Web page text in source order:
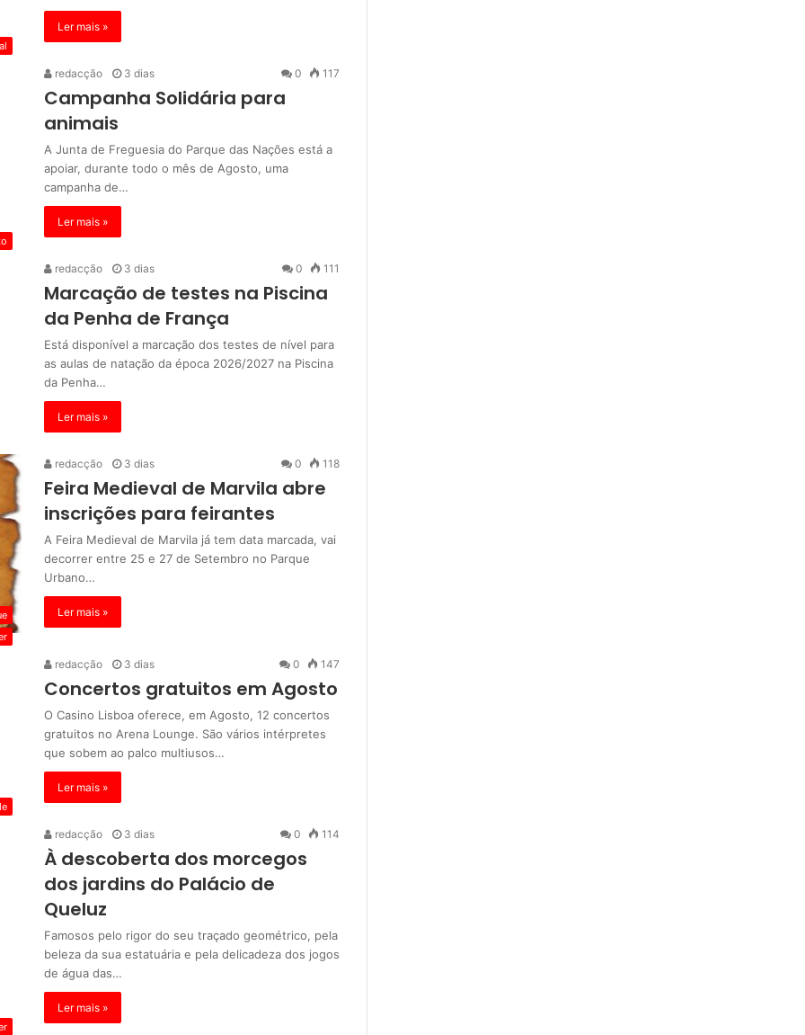
Ler mais »
redacção 3 dias 0 117
Campanha Solidária para
animais
A Junta de Freguesia do Parque das Nações está a
apoiar, durante todo o mês de Agosto, uma
campanha de…
Ler mais »
redacção 3 dias 0 111
Marcação de testes na Piscina
da Penha de França
Está disponível a marcação dos testes de nível para
as aulas de natação da época 2026/2027 na Piscina
da Penha…
Ler mais »
redacção 3 dias 0 118
Feira Medieval de Marvila abre
inscrições para feirantes
A Feira Medieval de Marvila já tem data marcada, vai
decorrer entre 25 e 27 de Setembro no Parque
Urbano…
Ler mais »
redacção 3 dias 0 147
Concertos gratuitos em Agosto
O Casino Lisboa oferece, em Agosto, 12 concertos
gratuitos no Arena Lounge. São vários intérpretes
que sobem ao palco multiusos…
Ler mais »
redacção 3 dias 0 114
À descoberta dos morcegos
dos jardins do Palácio de
Queluz
Famosos pelo rigor do seu traçado geométrico, pela
beleza da sua estatuária e pela delicadeza dos jogos
de água das…
Ler mais »